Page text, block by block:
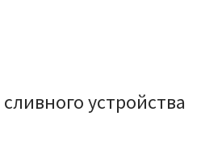
устройства